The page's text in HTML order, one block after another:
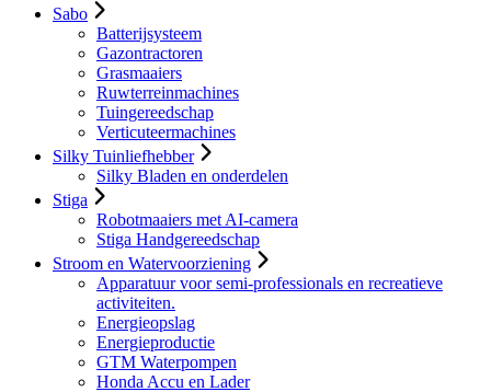
Sabo
Batterijsysteem
Gazontractoren
Grasmaaiers
Ruwterreinmachines
Tuingereedschap
Verticuteermachines
Silky Tuinliefhebber
Silky Bladen en onderdelen
Stiga
Robotmaaiers met AI-camera
Stiga Handgereedschap
Stroom en Watervoorziening
Apparatuur voor semi-professionals en recreatieve
activiteiten.
Energieopslag
Energieproductie
GTM Waterpompen
Honda Accu en Lader